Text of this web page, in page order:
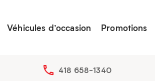
Véhicules d’occasion Promotions
418 658-1340